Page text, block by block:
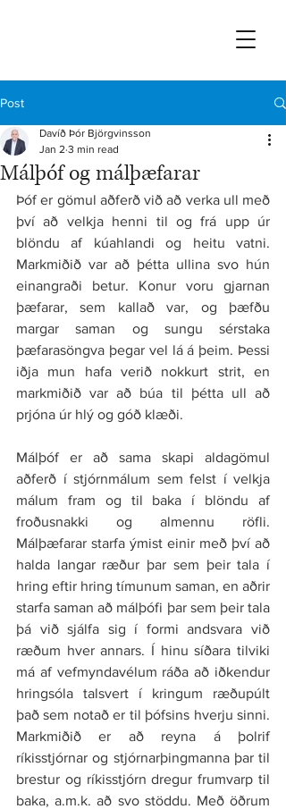
Post
Málþóf og málþæfarar
Davíð Þór Björgvinsson
Jan 2 3 min read
Þóf er gömul aðferð við að verka ull með
því að velkja henni til og frá upp úr
blöndu af kúahlandi og heitu vatni.
Markmiðið var að þétta ullina svo hún
einangraði betur. Konur voru gjarnan
þæfarar, sem kallað var, og þæfðu
margar saman og sungu sérstaka
þæfarasöngva þegar vel lá á þeim. Þessi
iðja mun hafa verið nokkurt strit, en
markmiðið var að búa til þétta ull að
prjóna úr hlý og góð klæði.
Málþóf er að sama skapi aldagömul
aðferð í stjórnmálum sem felst í velkja
málum fram og til baka í blöndu af
froðusnakki og almennu röfli.
Málþæfarar starfa ýmist einir með því að
halda langar ræður þar sem þeir tala í
hring eftir hring tímunum saman, en aðrir
starfa saman að málþófi þar sem þeir tala
þá við sjálfa sig í formi andsvara við
ræðum hver annars. Í hinu síðara tilviki
má af vefmyndavélum ráða að iðkendur
hringsóla talsvert í kringum ræðupúlt
það sem notað er til þófsins hverju sinni.
Markmiðið er að reyna á þolrif
ríkisstjórnar og stjórnarþingmanna þar til
brestur og ríkisstjórn dregur frumvarp til
baka, a.m.k. að svo stöddu. Með öðrum